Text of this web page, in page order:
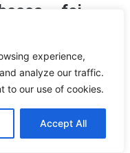
experience,
analyze our traffic.
to our use of cookies.
Accept All
– foi
divine,
Elle intervient par
avec des
la bénédiction
familiale, fuite,
l
e
i
t
e